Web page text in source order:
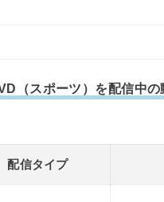
（スポーツ）を配信中
配信タイプ